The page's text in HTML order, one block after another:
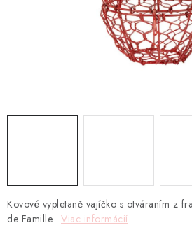
ZNAČKY
Kovové vypletaně vajíčko s otváraním z
de Famille. Viac informácií